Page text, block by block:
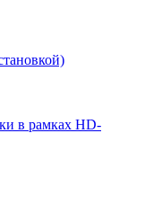
в рамках HD-